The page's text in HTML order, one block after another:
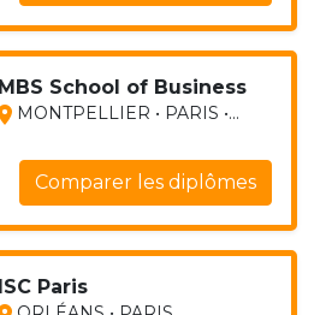
MBS School of Business
MONTPELLIER • PARIS •...
Comparer les diplômes
ISC Paris